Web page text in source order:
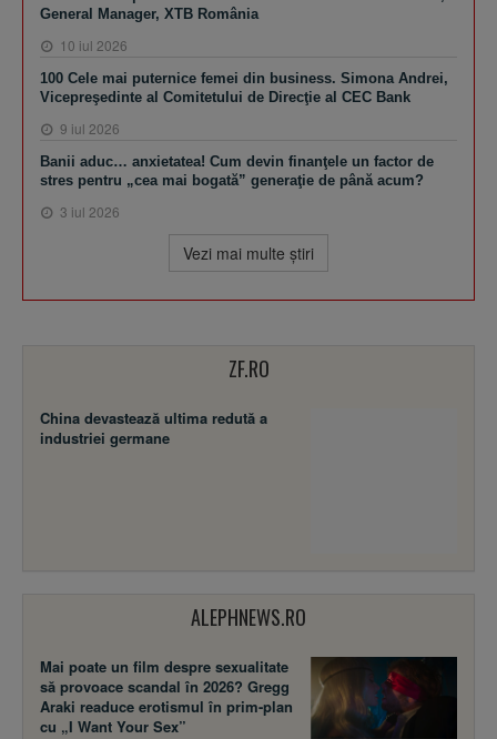
General Manager, XTB România
10 iul 2026
100 Cele mai puternice femei din business. Simona Andrei,
Vicepreşedinte al Comitetului de Direcţie al CEC Bank
9 iul 2026
Banii aduc… anxietatea! Cum devin finanţele un factor de
stres pentru „cea mai bogată” generaţie de până acum?
3 iul 2026
Vezi mai multe ştiri
ZF.RO
China devastează ultima redută a
industriei germane
ALEPHNEWS.RO
Mai poate un film despre sexualitate
să provoace scandal în 2026? Gregg
Araki readuce erotismul în prim-plan
cu „I Want Your Sex”